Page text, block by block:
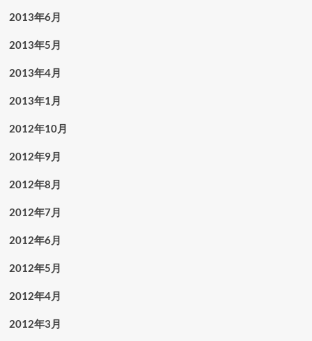
2013年6月
2013年5月
2013年4月
2013年1月
2012年10月
2012年9月
2012年8月
2012年7月
2012年6月
2012年5月
2012年4月
2012年3月